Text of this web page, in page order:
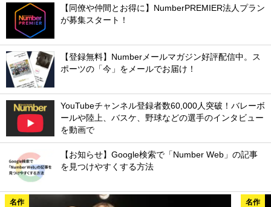
【同僚や仲間とお得に】NumberPREMIER法人プラン
が募集スタート！
【登録無料】Numberメールマガジン好評配信中。ス
ポーツの「今」をメールでお届け！
YouTubeチャンネル登録者数60,000人突破！バレーボ
ールや陸上、バスケ、野球などの選手のインタビュー
を動画で
【お知らせ】Google検索で「Number Web」の記事
を見つけやすくする方法
名作 名作